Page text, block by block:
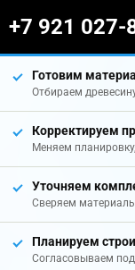
+7 921 027-
Готовим
Отбираем
Корректируем
Меняем
Уточняем
Сверяем материалы
Планируем
Согласовываем